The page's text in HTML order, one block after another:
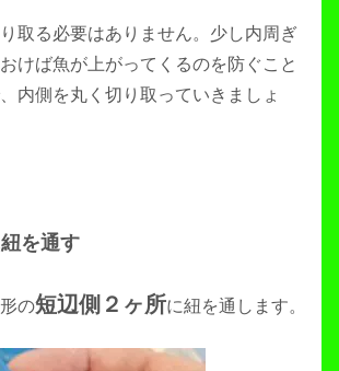
取る必要はありません。少し内周ぎ
けば魚が上がってくるのを防ぐこと
内側を丸く切り取っていきましょ
を通す
の短辺側２ヶ所に紐を通します。